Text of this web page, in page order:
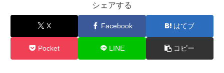
シェアする
X Facebook はてブ
Pocket LINE コピー